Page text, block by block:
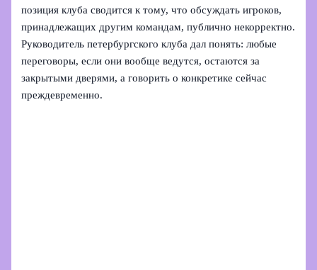
позиция клуба сводится к тому, что обсуждать игроков,
принадлежащих другим командам, публично некорректно.
Руководитель петербургского клуба дал понять: любые
переговоры, если они вообще ведутся, остаются за
закрытыми дверями, а говорить о конкретике сейчас
преждевременно.